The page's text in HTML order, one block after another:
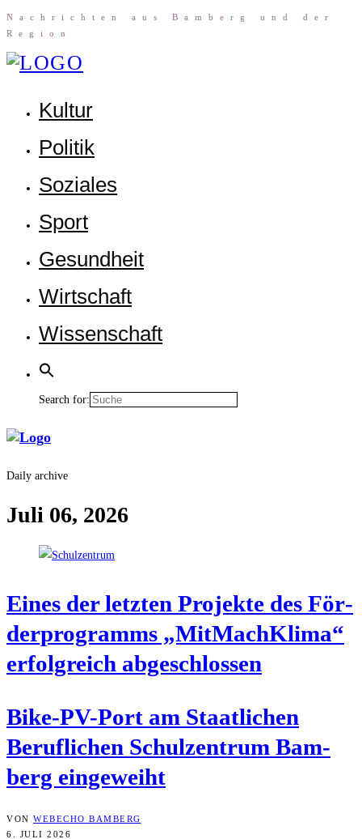
Nach­rich­ten aus Bam­berg und der
Region
Kul­tur
Poli­tik
Sozia­les
Sport
Gesund­heit
Wirt­schaft
Wis­sen­schaft
Search for:
Daily archive
Juli 06, 2026
Eines der letz­ten Pro­jek­te des För­
der­pro­gramms „Mit­Mach­Kli­ma“
erfolg­reich abgeschlossen
Bike-PV-Port am Staat­li­chen
Beruf­li­chen Schul­zen­trum Bam­
berg eingeweiht
VON WEBECHO BAMBERG
6. JULI 2026